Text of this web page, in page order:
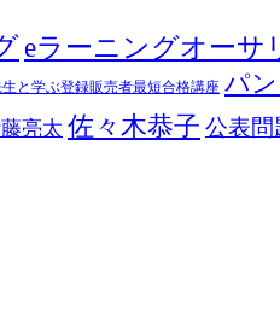
eラーニングオーサ
と学ぶ登録販売者最短合格講座 パ
亮太 佐々木恭子 公表問